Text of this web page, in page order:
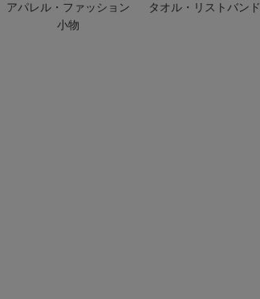
アパレル・ファッション
小物
タオル・リストバンド